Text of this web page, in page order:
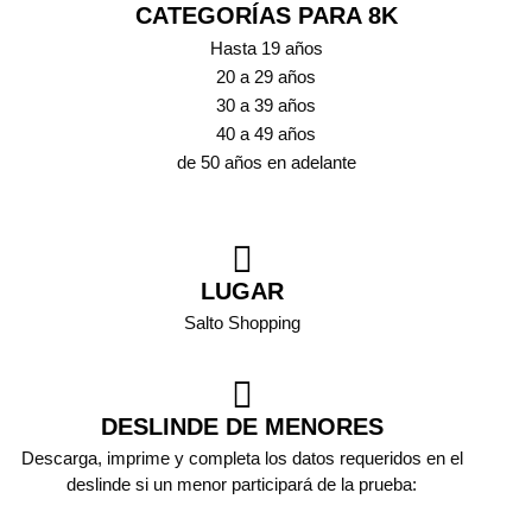
CATEGORÍAS PARA 8K
Hasta 19 años
20 a 29 años
30 a 39 años
40 a 49 años
de 50 años en adelante
LUGAR
Salto Shopping
DESLINDE DE MENORES
Descarga, imprime y completa los datos requeridos en el
deslinde si un menor participará de la prueba: